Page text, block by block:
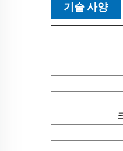
기술 사양